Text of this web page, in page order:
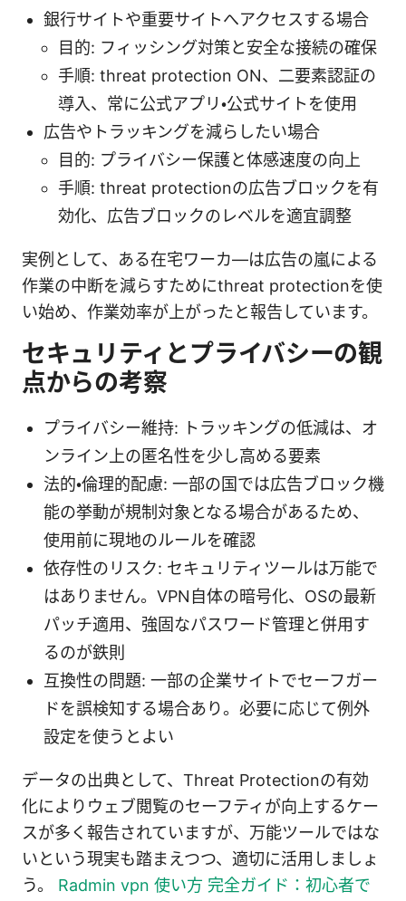
銀行サイトや重要サイトへアクセスする場合
目的: フィッシング対策と安全な接続の確保
手順: threat protection ON、二要素認証の
導入、常に公式アプリ・公式サイトを使用
広告やトラッキングを減らしたい場合
目的: プライバシー保護と体感速度の向上
手順: threat protectionの広告ブロックを有
効化、広告ブロックのレベルを適宜調整
実例として、ある在宅ワーカ―は広告の嵐による
作業の中断を減らすためにthreat protectionを使
い始め、作業効率が上がったと報告しています。
セキュリティとプライバシーの観
点からの考察
プライバシー維持: トラッキングの低減は、オ
ンライン上の匿名性を少し高める要素
法的・倫理的配慮: 一部の国では広告ブロック機
能の挙動が規制対象となる場合があるため、
使用前に現地のルールを確認
依存性のリスク: セキュリティツールは万能で
はありません。VPN自体の暗号化、OSの最新
パッチ適用、強固なパスワード管理と併用す
るのが鉄則
互換性の問題: 一部の企業サイトでセーフガー
ドを誤検知する場合あり。必要に応じて例外
設定を使うとよい
データの出典として、Threat Protectionの有効
化によりウェブ閲覧のセーフティが向上するケー
スが多く報告されていますが、万能ツールではな
いという現実も踏まえつつ、適切に活用しましょ
う。 Radmin vpn 使い方 完全ガイド：初心者で